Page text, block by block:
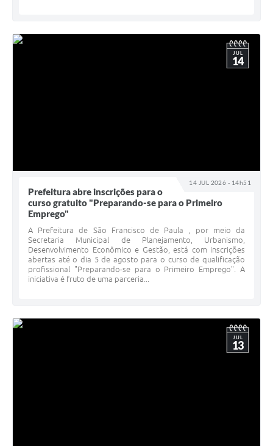
14 JUL 2026 - 14h51
JUL
14
Prefeitura abre inscrições para o
curso gratuito "Preparando-se para o Primeiro
Emprego"
A Prefeitura de São Francisco de Paula , por meio da
Secretaria Municipal de Planejamento, Urbanismo,
Desenvolvimento Econômico e Gestão, está com inscrições
abertas até o dia 5 de agosto para o curso de qualificação
profissional "Preparando-se para o Primeiro Emprego". A
iniciativa é fruto de uma parceria...
JUL
13